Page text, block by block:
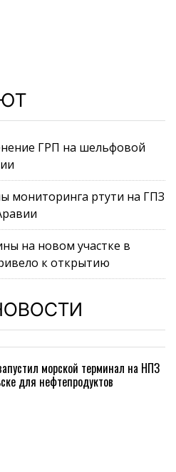
ГРП на шельфовой
мониторинга ртути на ГПЗ
на новом участке в
к открытию
морской терминал на НПЗ
для нефтепродуктов